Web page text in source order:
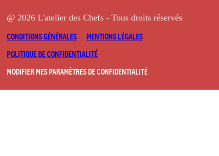
@ 2026 L'atelier des Chefs - Tous droits réservés
CONDITIONS GÉNÉRALES
MENTIONS LÉGALES
POLITIQUE DE CONFIDENTIALITÉ
MODIFIER MES PARAMÈTRES DE CONFIDENTIALITÉ